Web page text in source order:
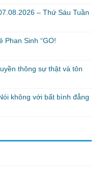
– Thứ Sáu Tuần
Phan Sinh “GO!
thông sự thật và tôn
không với bất bình đẳng